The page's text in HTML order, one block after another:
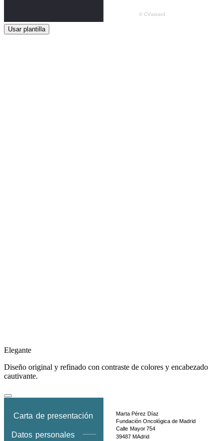
Usar plantilla
Elegante
Diseño original y refinado con contraste de colores y encabezado
cautivante.